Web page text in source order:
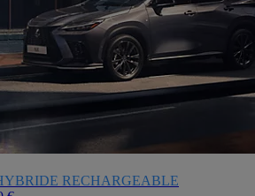
RECHARGEABLE